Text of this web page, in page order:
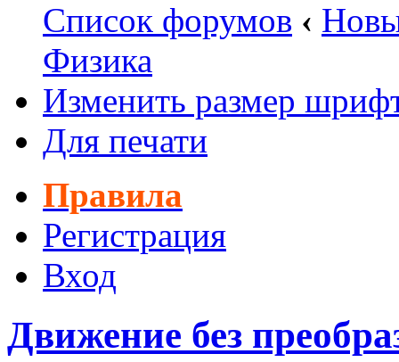
Список форумов ‹
Физика
Изменить размер
Для печати
Правила
Регистрация
Вход
Движение без